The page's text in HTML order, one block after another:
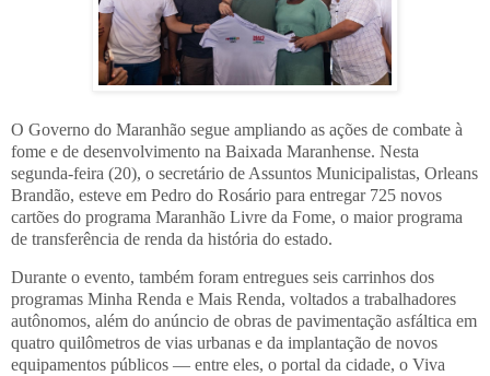
O Governo do Maranhão segue ampliando as ações de combate à
fome e de desenvolvimento na Baixada Maranhense. Nesta
segunda-feira (20), o secretário de Assuntos Municipalistas, Orleans
Brandão, esteve em Pedro do Rosário para entregar 725 novos
cartões do programa Maranhão Livre da Fome, o maior programa
de transferência de renda da história do estado.
Durante o evento, também foram entregues seis carrinhos dos
programas Minha Renda e Mais Renda, voltados a trabalhadores
autônomos, além do anúncio de obras de pavimentação asfáltica em
quatro quilômetros de vias urbanas e da implantação de novos
equipamentos públicos — entre eles, o portal da cidade, o Viva